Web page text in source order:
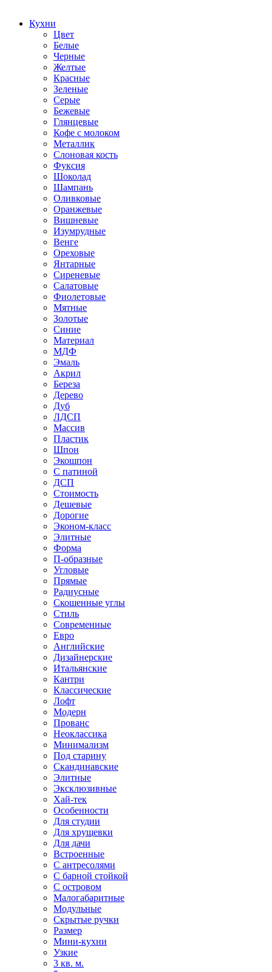
Кухни
Цвет
Белые
Черные
Желтые
Красные
Зеленые
Серые
Бежевые
Глянцевые
Кофе с молоком
Металлик
Слоновая кость
Фуксия
Шоколад
Шампань
Оливковые
Оранжевые
Вишневые
Изумрудные
Венге
Ореховые
Янтарные
Сиреневые
Салатовые
Фиолетовые
Мятные
Золотые
Синие
Материал
МДФ
Эмаль
Акрил
Береза
Дерево
Дуб
ЛДСП
Массив
Пластик
Шпон
Экошпон
С патиной
ДСП
Стоимость
Дешевые
Дорогие
Эконом-класс
Элитные
Форма
П-образные
Угловые
Прямые
Радиусные
Скошенные углы
Стиль
Современные
Евро
Английские
Дизайнерские
Итальянские
Кантри
Классические
Лофт
Модерн
Прованс
Неоклассика
Минимализм
Под старину
Скандинавские
Элитные
Эксклюзивные
Хай-тек
Особенности
Для студии
Для хрущевки
Для дачи
Встроенные
С антресолями
С барной стойкой
С островом
Малогабаритные
Модульные
Скрытые ручки
Размер
Мини-кухни
Узкие
3 кв. м.